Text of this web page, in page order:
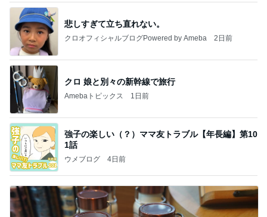
悲しすぎて立ち直れない。
クロオフィシャルブログPowered by Ameba 2日前
クロ 娘と別々の新幹線で旅行
Amebaトピックス 1日前
強子の楽しい（？）ママ友トラブル【年長編】第10
1話
ウメブログ 4日前